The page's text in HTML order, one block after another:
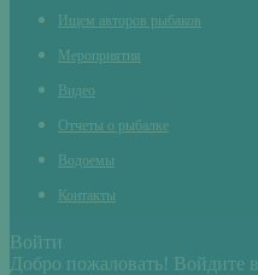
Ищем авторов рыбаков
Мероприятия
Видео
Отчеты о рыбалке
Водоемы
Контакты
Войти
Добро пожаловать! Войдите